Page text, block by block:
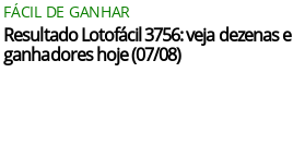
FÁCIL DE GANHAR
Resultado Lotofácil 3756: veja dezenas e
ganhadores hoje (07/08)